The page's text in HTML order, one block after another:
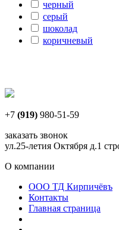
черный
серый
шоколад
коричневый
+7 (919) 980-51-59
заказать звонок
ул.25-летия Октября д.1
О компании
ООО ТД Кирпичёвъ
Контакты
Главная страница